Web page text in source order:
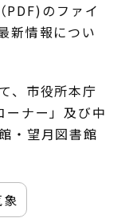
PDF)のファイ
新情報につい
、市役所本庁
ナー」及び中
・望月図書館